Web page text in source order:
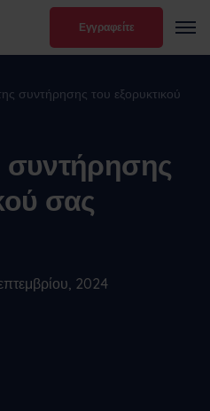
Εγγραφείτε
συντήρησης του εξορυκτικού
συντήρησης
σας
2024